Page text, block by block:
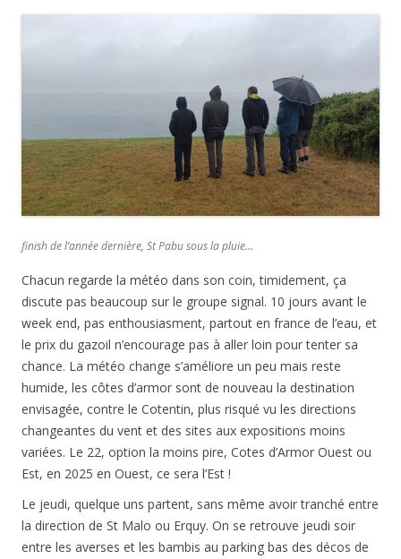
finish de l’année dernière, St Pabu sous la pluie…
Chacun regarde la météo dans son coin, timidement, ça
discute pas beaucoup sur le groupe signal. 10 jours avant le
week end, pas enthousiasment, partout en france de l’eau, et
le prix du gazoil n’encourage pas à aller loin pour tenter sa
chance. La météo change s’améliore un peu mais reste
humide, les côtes d’armor sont de nouveau la destination
envisagée, contre le Cotentin, plus risqué vu les directions
changeantes du vent et des sites aux expositions moins
variées. Le 22, option la moins pire, Cotes d’Armor Ouest ou
Est, en 2025 en Ouest, ce sera l’Est !
Le jeudi, quelque uns partent, sans même avoir tranché entre
la direction de St Malo ou Erquy. On se retrouve jeudi soir
entre les averses et les bambis au parking bas des décos de